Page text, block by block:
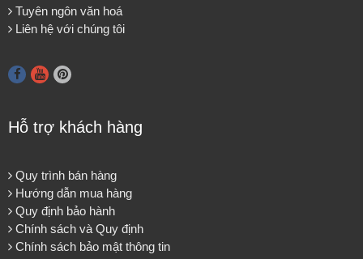
Tuyên ngôn văn hoá
Liên hệ với chúng tôi
Hỗ trợ khách hàng
Quy trình bán hàng
Hướng dẫn mua hàng
Quy định bảo hành
Chính sách và Quy định
Chính sách bảo mật thông tin